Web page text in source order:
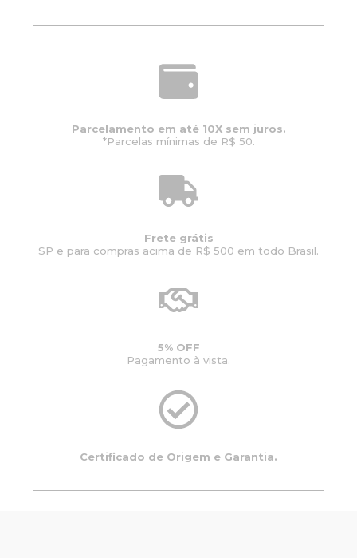
Parcelamento em até 10X sem juros.
*Parcelas mínimas de R$ 50.
Frete grátis
SP e para compras acima de R$ 500 em todo Brasil.
5% OFF
Pagamento à vista.
Certificado de Origem e Garantia.